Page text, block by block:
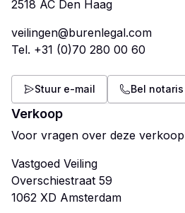
veilingen@burenlegal.com
Tel. +31 (0)70 280 00 60
Stuur e-mail Bel notaris
Verkoop
Voor vragen over deze
Vastgoed Veiling
Overschiestraat 59